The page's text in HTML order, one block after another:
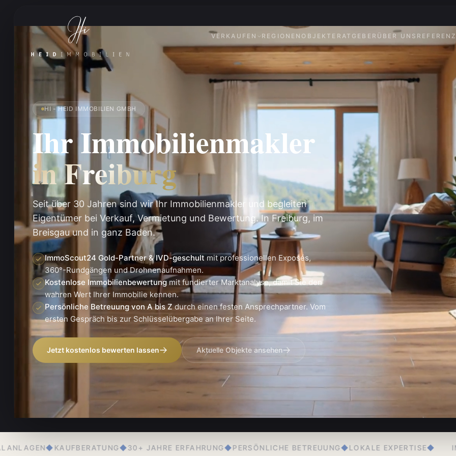
VERKAUFEN REGIONEN OBJEKTE RATGEBER ÜBER UNS
HI - HEID IMMOBILIEN GMBH
Ihr Immobilienmakler
in Freiburg
Seit über 30 Jahren sind wir Ihr Immobilienmakler und begleiten
Eigentümer bei Verkauf, Vermietung und Bewertung. In Freiburg, im
Breisgau und in ganz Baden.
ImmoScout24 Gold-Partner & IVD-geschultmit professionellen Exposés,
360°-Rundgängen und Drohnenaufnahmen.
Kostenlose Immobilienbewertungmit fundierter Marktanalyse, damit Sie den
wahren Wert Ihrer Immobilie kennen.
Persönliche Betreuung von A bis Zdurch einen festen Ansprechpartner. Vom
ersten Gespräch bis zur Schlüsselübergabe an Ihrer Seite.
Jetzt kostenlos bewerten lassen Aktuelle Objekte ansehen
◆30+ JAHRE ERFAHRUNG◆PERSÖNLICHE BETREUUNG◆LOKALE EXPERTISE◆ IMMOBILIENVERKAUF ◆